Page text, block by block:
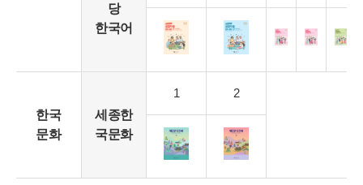
당
한국어
한국
문화
세종한
국문화
1 2